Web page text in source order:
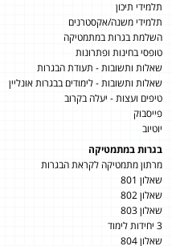
תלמידי תיכון
תלמידי משנה/אקסטרנים
השלמת בגרות במתמטיקה
טופסי בחינות ופתרונות
שאלות ותשובות - תעודת הבגרות
שאלות ותשובות - לימודים בבגרות אונליין
טיפים ועצות - יעלה בקרוב
פייסבוק
יוטיוב
בגרות במתמטיקה
מרתון מתמטיקה לקראת הבגרות
שאלון 801
שאלון 802
שאלון 803
3 יחידות לימוד
שאלון 804